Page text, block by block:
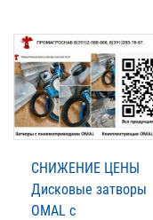
СНИЖЕНИЕ ЦЕНЫ
Дисковые затворы
OMAL с